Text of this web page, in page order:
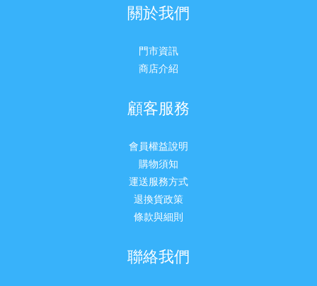
關於我們
門市資訊
商店介紹
顧客服務
會員權益說明
購物須知
運送服務方式
退換貨政策
條款與細則
聯絡我們